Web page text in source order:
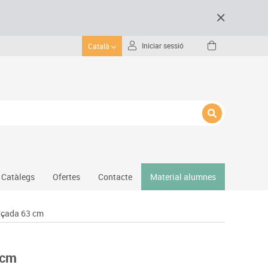
Català Iniciar sessió
Gimnàs
Catàlegs Ofertes Contacte Material alumnes
63 cm